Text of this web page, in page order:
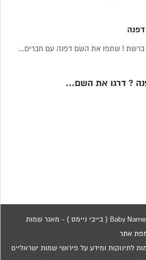
ברשת ! שתפו את השם דפנה עם חברים...
? דרגו את השם...
כל הזכויות שמורות 2015 Baby Names ( בייבי ניימס ) - מאגר שמות
אתר
לתינוקות ומידע על פירושי שמות ישראליים